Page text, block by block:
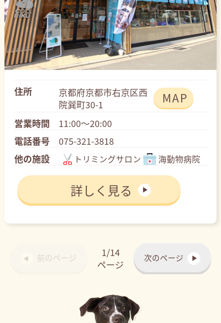
住所
京都府京都市右京区西
院巽町30-1
MAP
営業時間
11:00～20:00
電話番号
075-321-3818
他の施設
トリミングサロン 海動物病院
詳しく見る
前のページ
1/14
ページ
次のページ